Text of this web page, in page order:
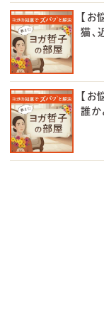
【お
猫、
【お
誰か